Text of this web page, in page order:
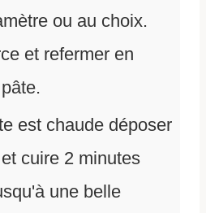
ou au choix.
et refermer en
est chaude déposer
cuire 2 minutes
une belle